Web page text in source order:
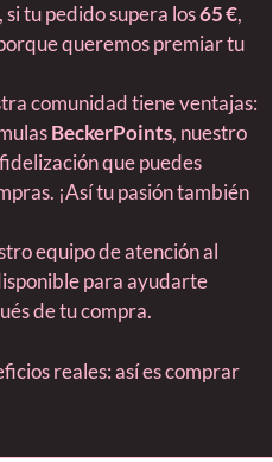
tu pedido supera los65 €,
queremos premiar tu
comunidad tiene ventajas:
BeckerPoints, nuestro
que puedes
¡Así tu pasión también
equipo de atención al
para ayudarte
de tu compra.
reales: así es comprar